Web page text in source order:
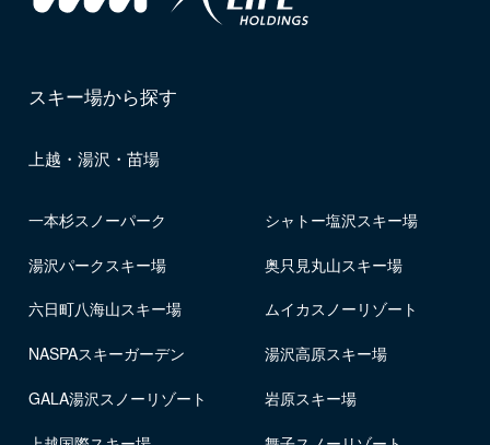
スキー場から探す
上越・湯沢・苗場
一本杉スノーパーク シャトー塩沢スキー場
湯沢パークスキー場 奥只見丸山スキー場
六日町八海山スキー場 ムイカスノーリゾート
NASPAスキーガーデン 湯沢高原スキー場
GALA湯沢スノーリゾート 岩原スキー場